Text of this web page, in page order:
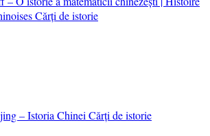
Cărți de istorie
– Istoria Chinei Cărți de istorie